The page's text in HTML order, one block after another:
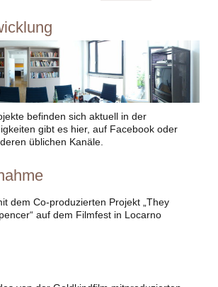
befinden sich aktuell in der
gibt es hier, auf Facebook oder
üblichen Kanäle.
dem Co-produzierten Projekt „They
auf dem Filmfest in Locarno